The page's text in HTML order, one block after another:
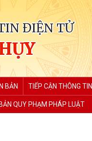
ĐIỆN TỬ
BẢN TIẾP CẬN THÔNG TIN
QUY PHẠM PHÁP LUẬT